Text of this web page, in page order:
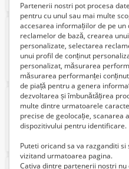
Personal
30 £
la depozite
Verifica
Partenerii nostri pot procesa
pentru cu unul sau mai multe
accesarea informațiilor de pe un
reclamelor de bază, crearea
personalizate, selectarea
unui profil de conținut
personalizat, măsurarea
măsurarea performanței
de piață pentru a genera
dezvoltarea și îmbunătățirea
multe dintre urmatoarele
precise de geolocație, scanarea
dispozitivului pentru identificare.
Puteti oricand sa va razganditi
vizitand urmatoarea pagina.
Cativa dintre partenerii nostri